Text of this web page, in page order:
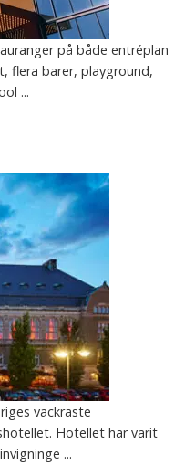
på både entréplan
flera barer, playground,
...
vackraste
Hotellet har varit
...